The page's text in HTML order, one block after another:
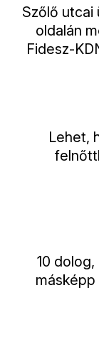
Szőlő utcai
oldalán
Fidesz-
Lehet,
10